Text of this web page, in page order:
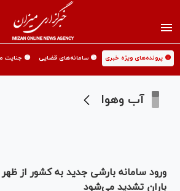
🟡 پرونده‌های ویژه خبری 🟡 سامانه‌های قضایی 🟡 جنایت
آب وهوا
ورود سامانه بارشی جدید به کشور از
باران تشدید می‌شود